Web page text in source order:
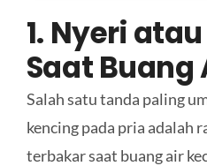
1. Nyeri
Saat Buang
Salah satu tanda paling
kencing pada pria adalah
terbakar saat buang air